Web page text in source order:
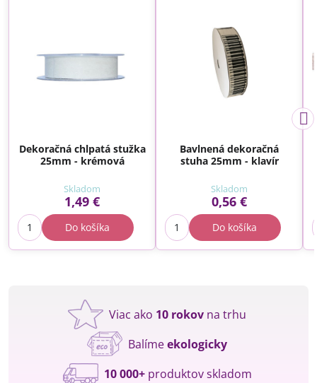
Dekoračná chlpatá stužka
25mm - krémová
Skladom
1,49 €
Do košíka
Bavlnená dekoračná
stuha 25mm - klavír
Skladom
0,56 €
Do košíka
Viac ako 10 rokov na trhu
Balímeekologicky
10 000+produktov skladom